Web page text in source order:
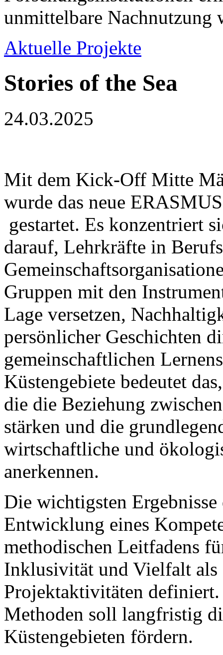
unmittelbare Nachnutzung
Aktuelle Projekte
Stories of the Sea
24.03.2025
Mit dem Kick-Off Mitte
wurde das neue
gestartet. Es konzentriert
darauf, Lehrkräfte in
Gruppen mit den
Lage versetzen,
persönlicher Geschichten
gemeinschaftlichen
Küstengebiete bedeutet
die die Beziehung
stärken und die
wirtschaftliche und
anerkennen.
Die wichtigsten
Entwicklung eines
methodischen Leitfadens
Inklusivität und Vielfalt
Projektaktivitäten
Methoden soll langfristig
Küstengebieten fördern.